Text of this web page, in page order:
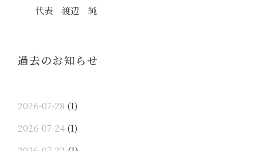
代表 渡辺 純
過去のお知らせ
2026-07-28 (1)
2026-07-24 (1)